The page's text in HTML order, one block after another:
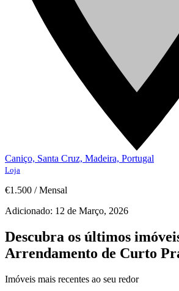
Caniço, Santa Cruz, Madeira, Portugal
Loja
€1.500 / Mensal
Adicionado: 12 de Março, 2026
Descubra os últimos
Arrendamento de Curto
Imóveis mais recentes ao seu redor